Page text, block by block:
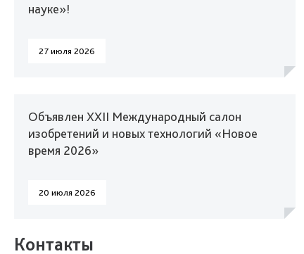
науке»!
27 июля 2026
Объявлен XXII Международный салон
изобретений и новых технологий «Новое
время 2026»
20 июля 2026
Контакты